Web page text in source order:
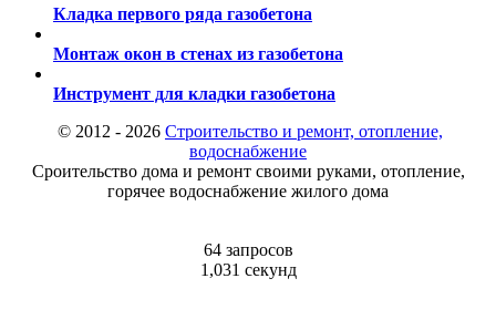
Кладка первого ряда газобетона
Монтаж окон в стенах из газобетона
Инструмент для кладки газобетона
© 2012 - 2026 Строительство и ремонт, отопление,
водоснабжение
Сроительство дома и ремонт своими руками, отопление,
горячее водоснабжение жилого дома
64 запросов
1,031 секунд